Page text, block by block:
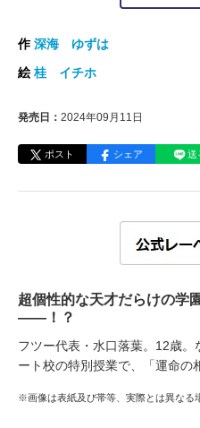
作深海 ゆずは
絵桂 イチホ
発売日： 2024年09月11日
ポスト シェア 送
超個性的な天才だらけの学
――！？
フツー代表・水口落葉。12歳
ート校の特別授業で、「運命の
※画像は表紙及び帯等、実際とは異なる